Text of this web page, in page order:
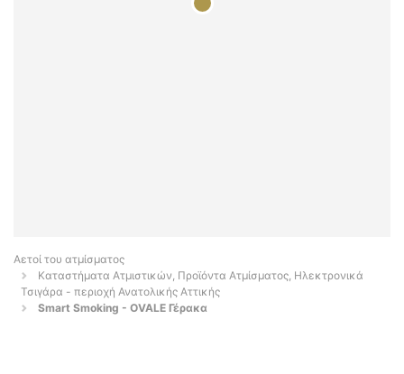
Αετοί του ατμίσματος
Καταστήματα Ατμιστικών, Προϊόντα Ατμίσματος, Ηλεκτρονικά
Τσιγάρα - περιοχή Ανατολικής Αττικής
Smart Smoking - OVALE Γέρακα